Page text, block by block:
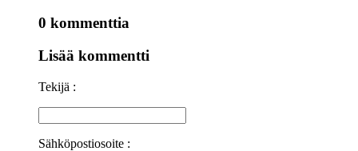
0 kommenttia
Lisää kommentti
Tekijä :
Sähköpostiosoite :